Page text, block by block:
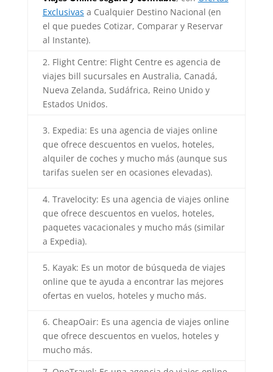
Exclusivas a Cualquier Destino Nacional (en
el que puedes Cotizar, Comparar y Reservar
al Instante).
2. Flight Centre: Flight Centre es agencia de
viajes bill sucursales en Australia, Canadá,
Nueva Zelanda, Sudáfrica, Reino Unido y
Estados Unidos.
3. Expedia: Es una agencia de viajes online
que ofrece descuentos en vuelos, hoteles,
alquiler de coches y mucho más (aunque sus
tarifas suelen ser en ocasiones elevadas).
4. Travelocity: Es una agencia de viajes online
que ofrece descuentos en vuelos, hoteles,
paquetes vacacionales y mucho más (similar
a Expedia).
5. Kayak: Es un motor de búsqueda de viajes
online que te ayuda a encontrar las mejores
ofertas en vuelos, hoteles y mucho más.
6. CheapOair: Es una agencia de viajes online
que ofrece descuentos en vuelos, hoteles y
mucho más.